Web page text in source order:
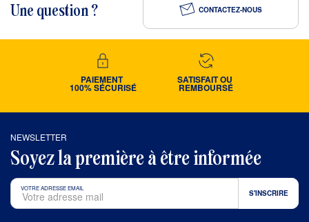
Une question ? CONTACTEZ-NOUS
PAIEMENT
100% SÉCURISÉ
SATISFAIT OU
REMBOURSÉ
NEWSLETTER
Soyez la première à être informée
VOTRE ADRESSE EMAIL